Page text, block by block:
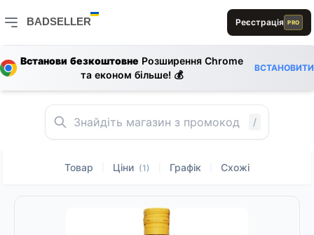
BADSELLER
BADSELLER — порівняння цін і знижки
Реєстрація PRO
Встанови безкоштовне Розширення Chrome
та економ більше! 💰
ВСТАНОВИТИ
/
Товар Ціни (1) Графік Схожі